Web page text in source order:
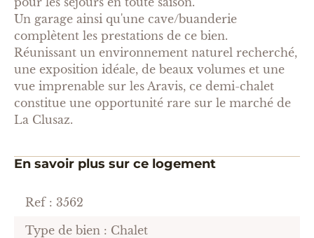
Un garage ainsi qu'une cave/buanderie
complètent les prestations de ce bien.
Réunissant un environnement naturel recherché,
une exposition idéale, de beaux volumes et une
vue imprenable sur les Aravis, ce demi-chalet
constitue une opportunité rare sur le marché de
La Clusaz.
En savoir plus sur ce logement
Ref : 3562
Type de bien : Chalet